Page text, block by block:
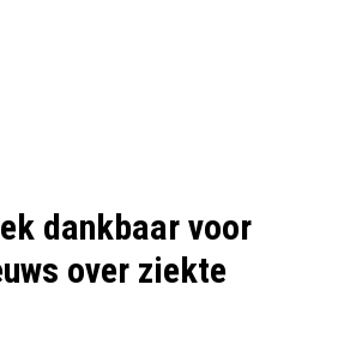
dankbaar voor
over ziekte